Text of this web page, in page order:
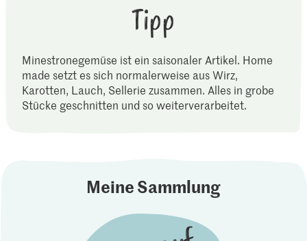
Tipp
Minestronegemüse ist ein saisonaler Artikel. Home
made setzt es sich normalerweise aus Wirz,
Karotten, Lauch, Sellerie zusammen. Alles in grobe
Stücke geschnitten und so weiterverarbeitet.
Meine Sammlung